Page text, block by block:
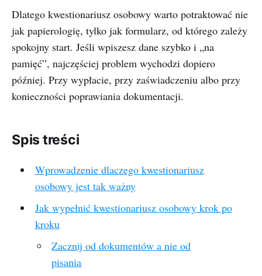
Dlatego kwestionariusz osobowy warto potraktować nie
jak papierologię, tylko jak formularz, od którego zależy
spokojny start. Jeśli wpiszesz dane szybko i „na
pamięć”, najczęściej problem wychodzi dopiero
później. Przy wypłacie, przy zaświadczeniu albo przy
konieczności poprawiania dokumentacji.
Spis treści
Wprowadzenie dlaczego kwestionariusz
osobowy jest tak ważny
Jak wypełnić kwestionariusz osobowy krok po
kroku
Zacznij od dokumentów a nie od
pisania